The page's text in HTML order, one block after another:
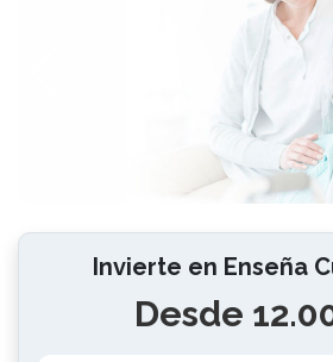
Invierte en Enseña
Desde